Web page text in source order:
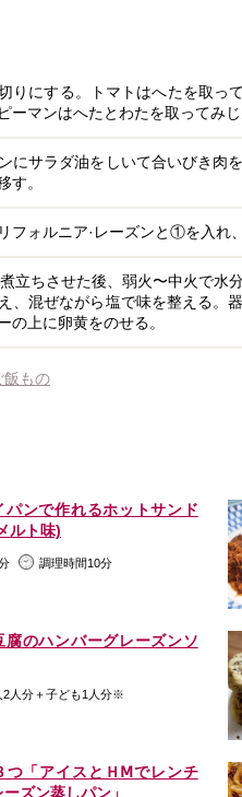
りにする。トマトはへたを取っ
ーマンはへたとわたを取ってみじ
にサラダ油をしいて合いびき肉
す。
フォルニア·レーズンと①を入れ
立ちさせた後、弱火〜中火で水
、混ぜながら塩で味を整える。
の上に卵黄をのせる。
飯もの
パンで作れるホットサンド
ルト味)
調理時間10分
腐のハンバーグレーズンソ
2人分＋子ども1人分※
つ「アイスとＨⅯでレンチ
ズン蒸しパン」